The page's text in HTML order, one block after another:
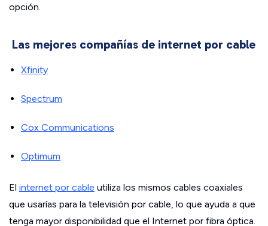
opción.
Las mejores compañías de internet por cable
Xfinity
Spectrum
Cox Communications
Optimum
El internet por cable utiliza los mismos cables coaxiales
que usarías para la televisión por cable, lo que ayuda a que
tenga mayor disponibilidad que el Internet por fibra óptica.